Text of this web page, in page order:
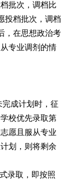
批次，调档比
投档批次，调档
，在思想政治考
专业调剂的情
成计划时，征
校优先录取第
愿且服从专业
划，则将剩余
录取，即按照